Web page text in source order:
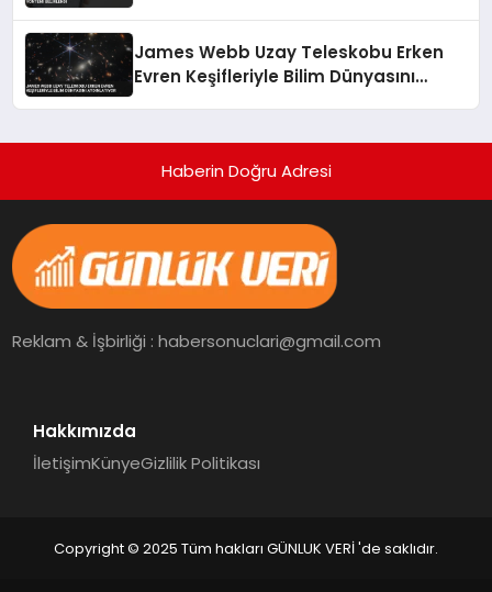
James Webb Uzay Teleskobu Erken
Evren Keşifleriyle Bilim Dünyasını
Haberin Doğru Adresi
Reklam & İşbirliği : habersonuclari@gmail.com
Hakkımızda
İletişimKünyeGizlilik Politikası
Copyright © 2025 Tüm hakları GÜNLUK VERİ 'de saklıdır.